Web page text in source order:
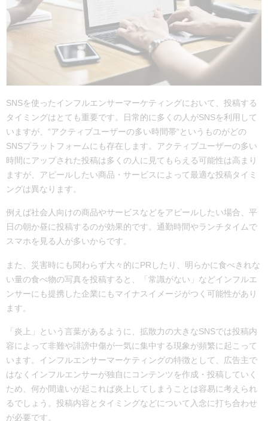
SNSを使ったインフルエンサーマーケティングにおいて、投稿する
タイミングはとても重要です。日常的に多くの人がSNSを利用して
いますが、“アクティブユーザーの多い時間帯“というものがどの
SNSプラットフォームにも存在します。アクティブユーザーの多い
時間にアップされた投稿は多くの人に見てもらえる可能性は高まり
ますが、
アピールしたい商品・サービス によって最適な投稿タイミ
ングは異なります。
例えば社会人向けの商品やサービスなどをアピールしたい場合、平
日の朝か昼に投稿するのが効果的です。通勤時間やランチタイムで
スマホを見る人が多いからです。
また、災害時にも関わらず大々的にPRしたり、明らかに食べきれな
い量の食べ物の写真を投稿すると、「常識がない」などインフルエ
ンサーにも提携した企業にもマイナスイメージがつく可能性があり
ます。
「炎上」という言葉があるように、拡散力の大きなSNSでは投稿内
容によって非難や誹謗中傷が一気に集中する現象が頻繁に起こって
います。インフルエンサーマーケティングの特徴として、広告主で
はなくインフルエンサーが独自にコンテンツを作成・投稿していく
ため、何か間違いが起これば炎上してしまうことは容易に考えられ
るでしょう。投稿内容とタイミングなどについて入念に打ち合わせ
が必要です。